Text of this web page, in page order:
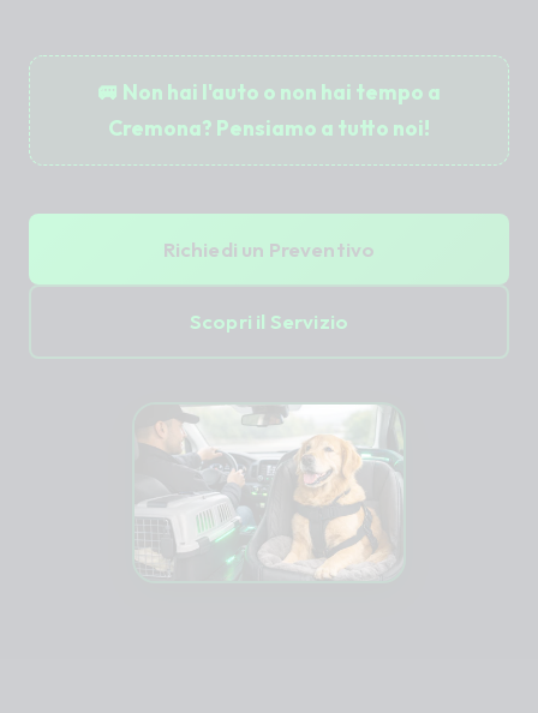
🚐 Non hai l'auto o non hai tempo a
Cremona? Pensiamo a tutto noi!
Richiedi un Preventivo
Scopri il Servizio